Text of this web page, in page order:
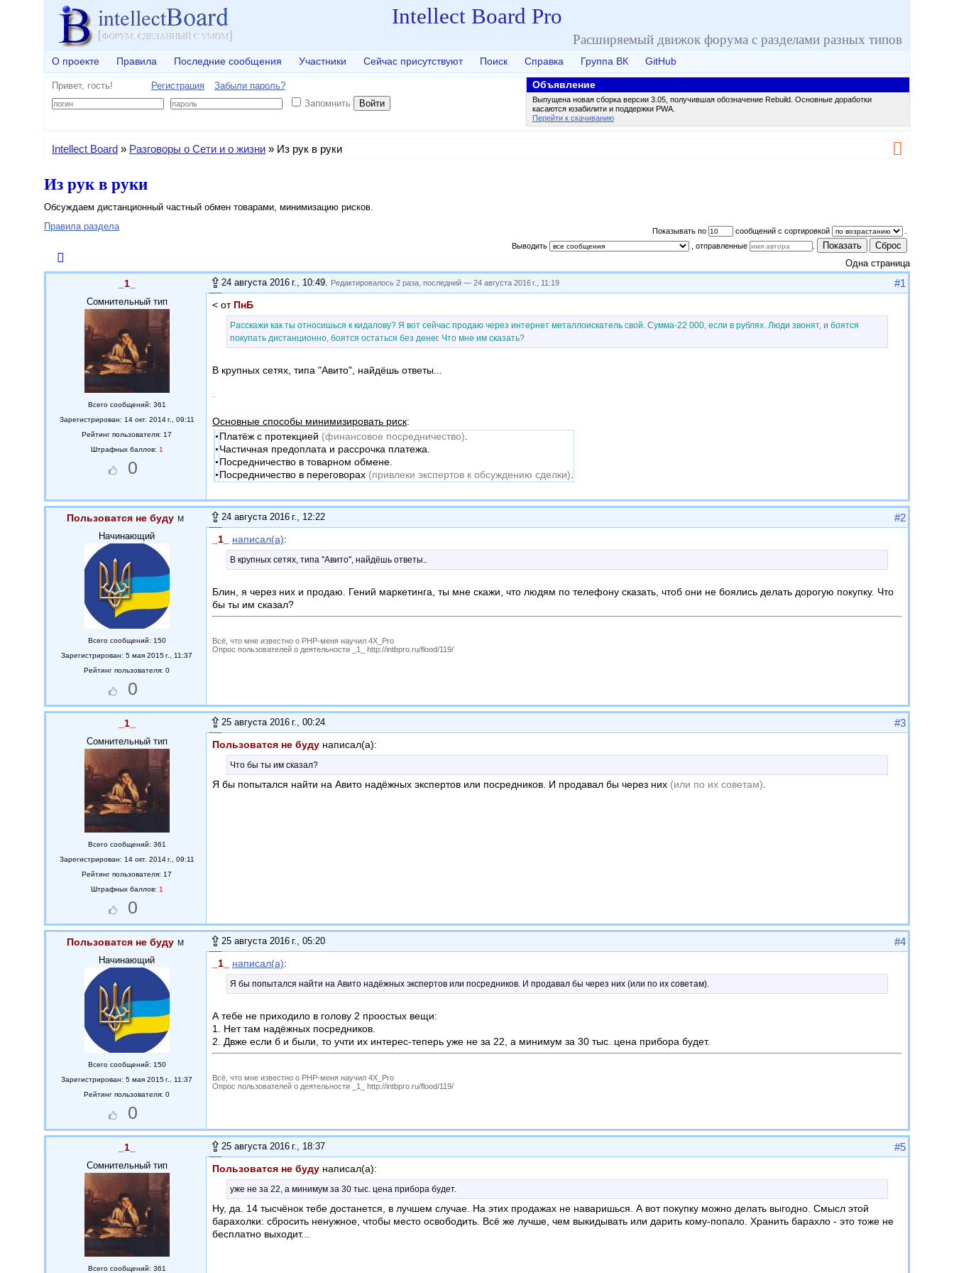
Intellect Board Pro
Расширяемый движок форума с разделами разных типов
О проекте Правила Последние сообщения Участники Сейчас присутствуют Поиск Справка Группа ВК GitHub
Объявление
Выпущена новая сборка версии 3.05, получившая обозначение Rebuild. Основные доработки
касаются юзабилити и поддержки PWA.
Перейти к скачиванию
Привет, гость! Регистрация
Забыли пароль?
Запомнить
Войти
Intellect Board » Разговоры о Сети и о жизни » Из рук в руки
Из рук в руки
Обсуждаем дистанционный частный обмен товарами, минимизацию рисков.
Показывать по сообщений с сортировкой
Выводить
, отправленные Показать Сброс
Правила раздела
Одна страница
_1_
Сомнительный тип
Всего сообщений: 361
Зарегистрирован: 14 окт. 2014 г., 09:11
Рейтинг пользователя: 17
Штрафных баллов: 1
0
24 августа 2016 г., 10:49 Редактировалось 2 раза, последний —24 августа 2016 г., 11:19 #1
< от ПнБ
Расскажи как ты относишься к кидалову? Я вот сейчас продаю через интернет металлоискатель свой. Сумма-22 000, если в рублях. Люди звонят, и боятся
покупать дистанционно, боятся остаться без денег. Что мне им сказать?
В крупных сетях, типа "Авито", найдёшь ответы...
-
Основные способы минимизировать риск:
•
•
•
•
Платёж с протекцией (финансовое посредничество)
Частичная предоплата и рассрочка платежа.
Посредничество в товарном обмене.
Посредничество в переговорах (привлеки экспертов к обсуждению сделки)
Пользоватся не буду
Начинающий
Всего сообщений: 150
Зарегистрирован: 5 мая 2015 г., 11:37
Рейтинг пользователя: 0
0
24 августа 2016 г., 12:22 #2
_1_ написал(а):
В крупных сетях, типа "Авито", найдёшь ответы..
Блин, я через них и продаю. Гений маркетинга, ты мне скажи, что людям по телефону сказать, чтоб они не боялись делать дорогую покупку. Что
бы ты им сказал?
Всё, что мне известно о PHP-меня научил 4X_Pro
Опрос пользователей о деятельности _1_ http://intbpro.ru/flood/119/
_1_
Сомнительный тип
Всего сообщений: 361
Зарегистрирован: 14 окт. 2014 г., 09:11
Рейтинг пользователя: 17
Штрафных баллов: 1
0
25 августа 2016 г., 00:24 #3
Пользоватся не буду написал(а):
Что бы ты им сказал?
Я бы попытался найти на Авито надёжных экспертов или посредников. И продавал бы через них (или по их советам)
Пользоватся не буду
Начинающий
Всего сообщений: 150
Зарегистрирован: 5 мая 2015 г., 11:37
Рейтинг пользователя: 0
0
25 августа 2016 г., 05:20 #4
_1_ написал(а):
Я бы попытался найти на Авито надёжных экспертов или посредников. И продавал бы через них (или по их советам).
А тебе не приходило в голову 2 проостых вещи:
1. Нет там надёжных посредников.
2. Двже если б и были, то учти их интерес-теперь уже не за 22, а минимум за 30 тыс. цена прибора будет.
Всё, что мне известно о PHP-меня научил 4X_Pro
Опрос пользователей о деятельности _1_ http://intbpro.ru/flood/119/
_1_
Сомнительный тип
Всего сообщений: 361
25 августа 2016 г., 18:37 #5
Пользоватся не буду написал(а):
уже не за 22, а минимум за 30 тыс. цена прибора будет.
Ну, да. 14 тысчёнок тебе достанется, в лучшем случае. На этих продажах не наваришься. А вот покупку можно делать выгодно. Смысл этой
барахолки: сбросить ненужное, чтобы место освободить. Всё же лучше, чем выкидывать или дарить кому-попало. Хранить барахло - это тоже не
бесплатно выходит...